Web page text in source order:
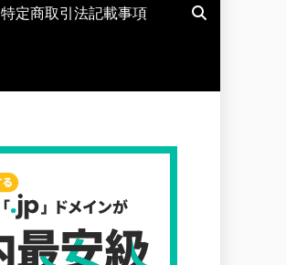
特定商取引法記載事項